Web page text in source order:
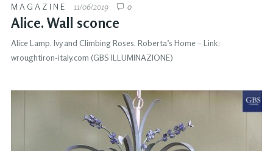
MAGAZINE 11/06/2019 0
Alice. Wall sconce
Alice Lamp. Ivy and Climbing Roses. Roberta’s Home – Link:
wroughtiron-italy.com (GBS ILLUMINAZIONE)